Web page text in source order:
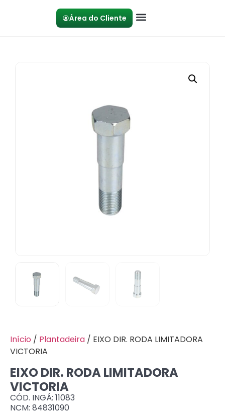
Área do Cliente
Início / Plantadeira / EIXO DIR. RODA LIMITADORA
VICTORIA
EIXO DIR. RODA LIMITADORA
VICTORIA
CÓD. INGÁ: 11083
NCM: 84831090